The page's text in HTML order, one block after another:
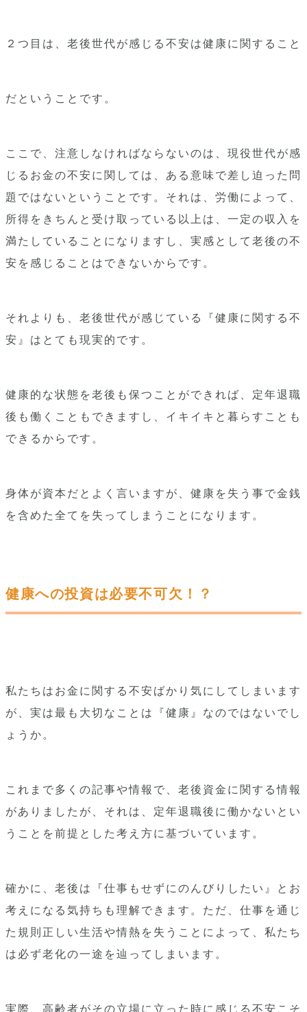
２つ目は、老後世代が感じる不安は健康に関すること
だということです。
ここで、注意しなければならないのは、現役世代が感
じるお金の不安に関しては、ある意味で差し迫った問
題ではないということです。それは、労働によって、
所得をきちんと受け取っている以上は、一定の収入を
満たしていることになりますし、実感として老後の不
安を感じることはできないからです。
それよりも、老後世代が感じている『健康に関する不
安』はとても現実的です。
健康的な状態を老後も保つことができれば、定年退職
後も働くこともできますし、イキイキと暮らすことも
できるからです。
身体が資本だとよく言いますが、健康を失う事で金銭
を含めた全てを失ってしまうことになります。
健康への投資は必要不可欠！？
私たちはお金に関する不安ばかり気にしてしまいます
が、実は最も大切なことは『健康』なのではないでし
ょうか。
これまで多くの記事や情報で、老後資金に関する情報
がありましたが、それは、定年退職後に働かないとい
うことを前提とした考え方に基づいています。
確かに、老後は『仕事もせずにのんびりしたい』とお
考えになる気持ちも理解できます。ただ、仕事を通じ
た規則正しい生活や情熱を失うことによって、私たち
は必ず老化の一途を辿ってしまいます。
実際、高齢者がその立場に立った時に感じる不安こそ